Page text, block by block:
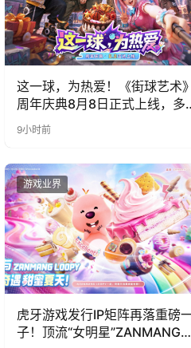
这一球，为热爱！《街球艺术
周年庆典8月8日正式上线，多
福利与全新内容同步开启
9小时前
游戏业界
虎牙游戏发行IP矩阵再落重磅
子！顶流“女明星”ZANMANG